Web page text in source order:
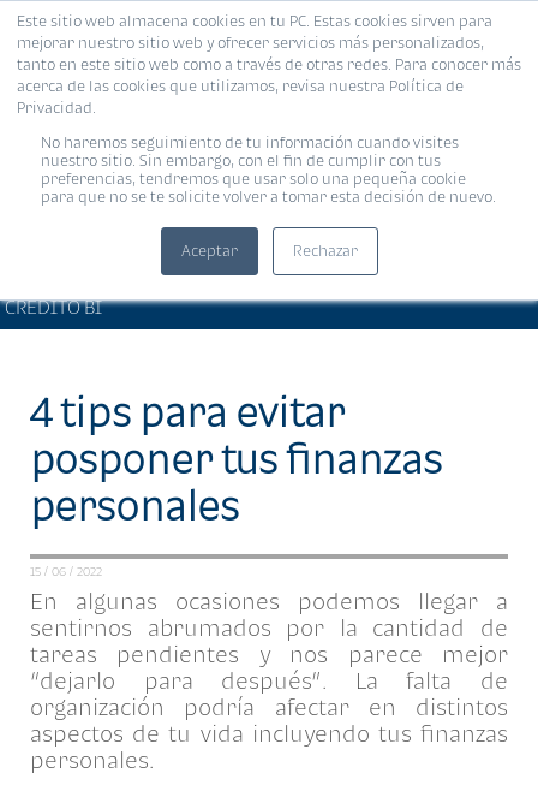
Este sitio web almacena cookies en tu PC. Estas cookies sirven para
mejorar nuestro sitio web y ofrecer servicios más personalizados,
tanto en este sitio web como a través de otras redes. Para conocer más
acerca de las cookies que utilizamos, revisa nuestra Política de
Privacidad.
No haremos seguimiento de tu información cuando visites
nuestro sitio. Sin embargo, con el fin de cumplir con tus
preferencias, tendremos que usar solo una pequeña cookie
para que no se te solicite volver a tomar esta decisión de nuevo.
Aceptar Rechazar
MENÚ
CRÉDITO BI
4 tips para evitar
posponer tus finanzas
personales
15 / 06 / 2022
En algunas ocasiones podemos llegar a
sentirnos abrumados por la cantidad de
tareas pendientes y nos parece mejor
“dejarlo para después”. La falta de
organización podría afectar en distintos
aspectos de tu vida incluyendo tus finanzas
personales.